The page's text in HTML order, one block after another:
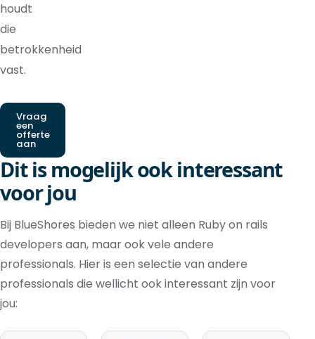
houdt
die
betrokkenheid
vast.
Vraag
een
offerte
aan
Dit is mogelijk ook interessant
voor jou
Bij BlueShores bieden we niet alleen Ruby on rails
developers aan, maar ook vele andere
professionals. Hier is een selectie van andere
professionals die wellicht ook interessant zijn voor
jou: